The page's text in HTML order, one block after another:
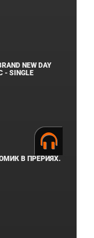
NEW DAY
- SINGLE
В ПРЕРИЯХ.